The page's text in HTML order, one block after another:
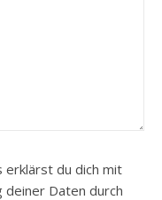
erklärst du dich mit
deiner Daten durch